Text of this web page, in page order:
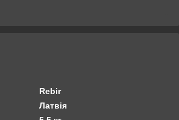
Rebir
Латвія